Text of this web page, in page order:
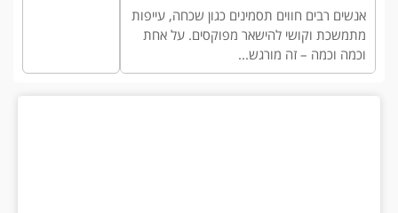
אנשים רבים חווים תסמינים כגון שכחה, עייפות
מתמשכת וקושי להישאר מפוקסים. על אחת
וכמה וכמה – זה מורגש...